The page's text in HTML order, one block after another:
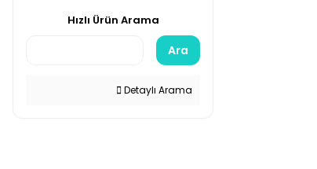
Hızlı Ürün Arama
Ara
Detaylı Arama